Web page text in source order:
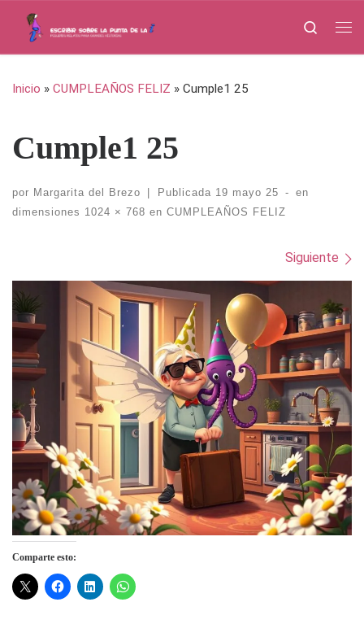
Saltar al contenido
Search
Inicio » CUMPLEAÑOS FELIZ » Cumple1 25
Cumple1 25
por Margarita del Brezo Publicada 19 mayo 25 -
en
dimensiones 1024 × 768 en CUMPLEAÑOS FELIZ
Navegación de imágenesSiguiente
Comparte esto: